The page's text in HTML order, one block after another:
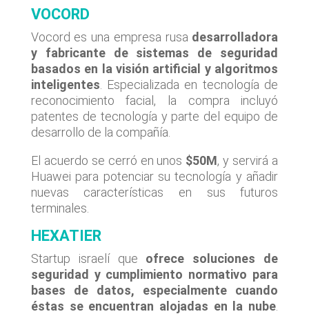
VOCORD
Vocord es una empresa rusa desarrolladora
y fabricante de sistemas de seguridad
basados en la visión artificial y algoritmos
inteligentes . Especializada en tecnología de
reconocimiento facial, la compra incluyó
patentes de tecnología y parte del equipo de
desarrollo de la compañía.
El acuerdo se cerró en unos $50M, y servirá a
Huawei para potenciar su tecnología y añadir
nuevas características en sus futuros
terminales.
HEXATIER
Startup israelí que ofrece soluciones de
seguridad y cumplimiento normativo para
bases de datos, especialmente cuando
éstas se encuentran alojadas en la nube